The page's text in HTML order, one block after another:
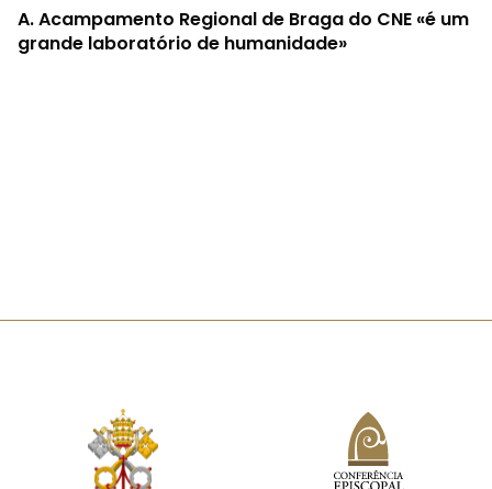
A.Acampamento Regional de Braga do CNE «é um
grande laboratório de humanidade»